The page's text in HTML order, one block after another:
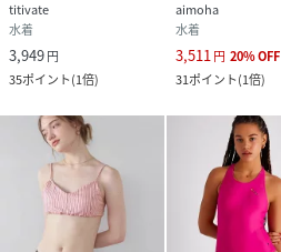
titivate
水着
3,949円
35ポイント(1倍)
aimoha
水着
3,511 円 20%OFF
31ポイント(1倍)